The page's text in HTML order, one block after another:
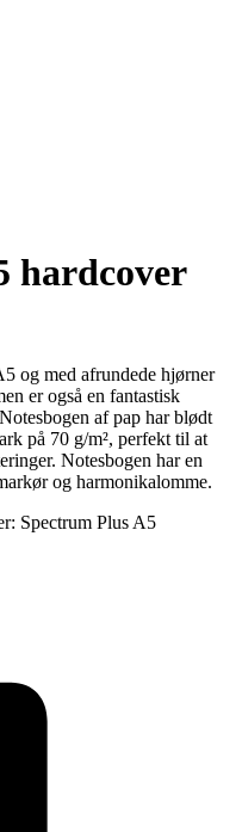
hardcover
og med afrundede hjørner
er også en fantastisk
af pap har blødt
på 70 g/m², perfekt til at
Notesbogen har en
og harmonikalomme.
Spectrum Plus A5